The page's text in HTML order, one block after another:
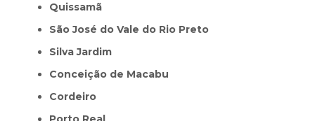
Quissamã
São José do Vale do Rio Preto
Silva Jardim
Conceição de Macabu
Cordeiro